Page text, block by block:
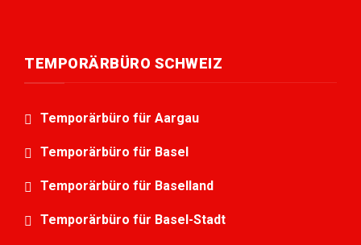
TEMPORÄRBÜRO SCHWEIZ
Temporärbüro für Aargau
Temporärbüro für Basel
Temporärbüro für Baselland
Temporärbüro für Basel-Stadt